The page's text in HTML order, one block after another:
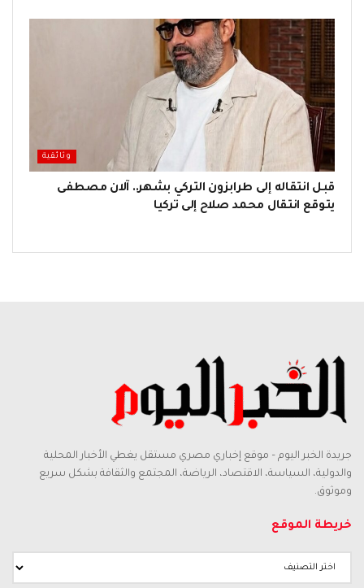
وثائقية
قبل انتقاله إلى طرابزون التركي بشهر.. آلان مصطفى
يتوقع انتقال محمد صلاح إلى تركيا
جريدة الخبر اليوم – موقع إخباري مصري مستقل يغطي الأخبار المحلية
والدولية، السياسة، الاقتصاد، الرياضة، المجتمع والثقافة بشكل سريع
وموثوق.
خريطة الموقع